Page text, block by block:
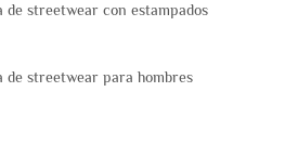
de streetwear con estampados
de streetwear para hombres